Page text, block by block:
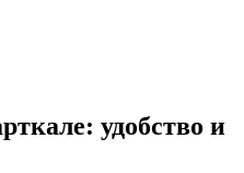
удобство и